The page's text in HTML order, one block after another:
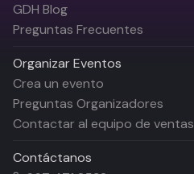
GDH Blog
Preguntas Frecuentes
Organizar Eventos
Crea un evento
Preguntas Organizadores
Contactar al equipo de ventas
Contáctanos